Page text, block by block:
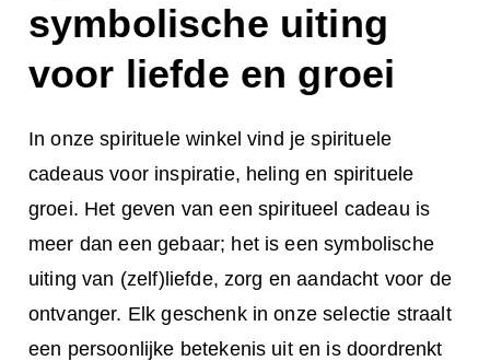
symbolische uiting
voor liefde en groei
In onze spirituele winkel vind je spirituele
cadeaus voor inspiratie, heling en spirituele
groei. Het geven van een spiritueel cadeau is
meer dan een gebaar; het is een symbolische
uiting van (zelf)liefde, zorg en aandacht voor de
ontvanger. Elk geschenk in onze selectie straalt
een persoonlijke betekenis uit en is doordrenkt